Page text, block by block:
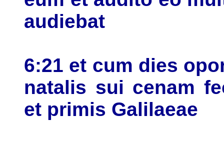
audiebat
6:21 et cum dies
natalis sui cenam
et primis Galilaeae